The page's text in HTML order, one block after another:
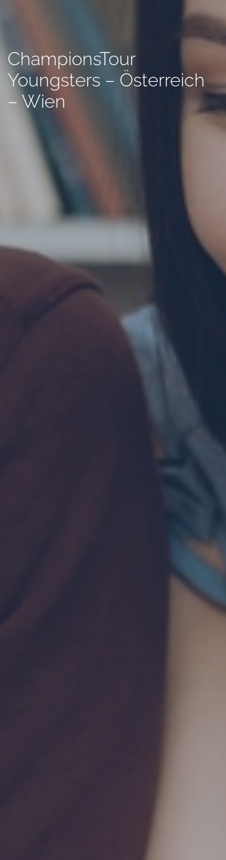
ChampionsTour
Youngsters – Österreich
– Wien